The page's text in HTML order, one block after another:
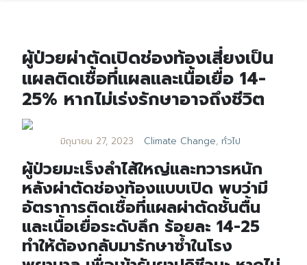
ผู้ป่วยผ่าตัดเปิดช่องท้องเสี่ยงเป็น
แผลติดเชื้อที่แผลและเนื้อเยื่อ 14-
25% หากไม่เร่งรักษาอาจถึงชีวิต
มิถุนายน 27, 2023 Climate Change, ทั่วไป
ผู้ป่วยมะเร็งลำไส้ใหญ่และทวารหนัก
หลังผ่าตัดช่องท้องแบบเปิด พบว่ามี
อัตราการติดเชื้อที่แผลผ่าตัดชั้นตื้น
และเนื้อเยื่อระดับลึก ร้อยละ 14-25
ทำให้ต้องกลับมารักษาซ้ำในโรง